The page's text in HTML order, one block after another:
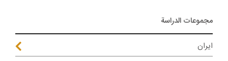
مجموعات الدراسة
ايران